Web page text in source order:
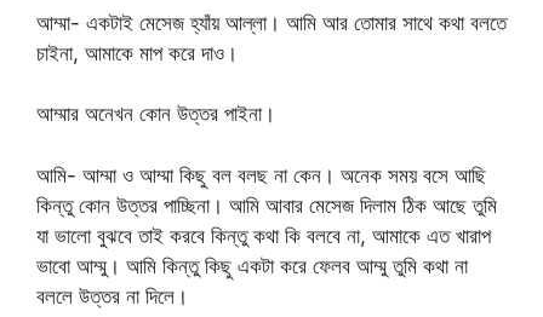
আম্মা- একটাই মেসেজ হ্যাঁয় আল্লা। আমি আর তোমার সাথে কথা বলতে
চাইনা, আমাকে মাপ করে দাও।
আম্মার অনেখন কোন উত্তর পাইনা।
আমি- আম্মা ও আম্মা কিছু বল বলছ না কেন। অনেক সময় বসে আছি
কিন্তু কোন উত্তর পাচ্ছিনা। আমি আবার মেসেজ দিলাম ঠিক আছে তুমি
যা ভালো বুঝবে তাই করবে কিন্তু কথা কি বলবে না, আমাকে এত খারাপ
ভাবো আম্মু। আমি কিন্তু কিছু একটা করে ফেলব আম্মু তুমি কথা না
বললে উত্তর না দিলে।